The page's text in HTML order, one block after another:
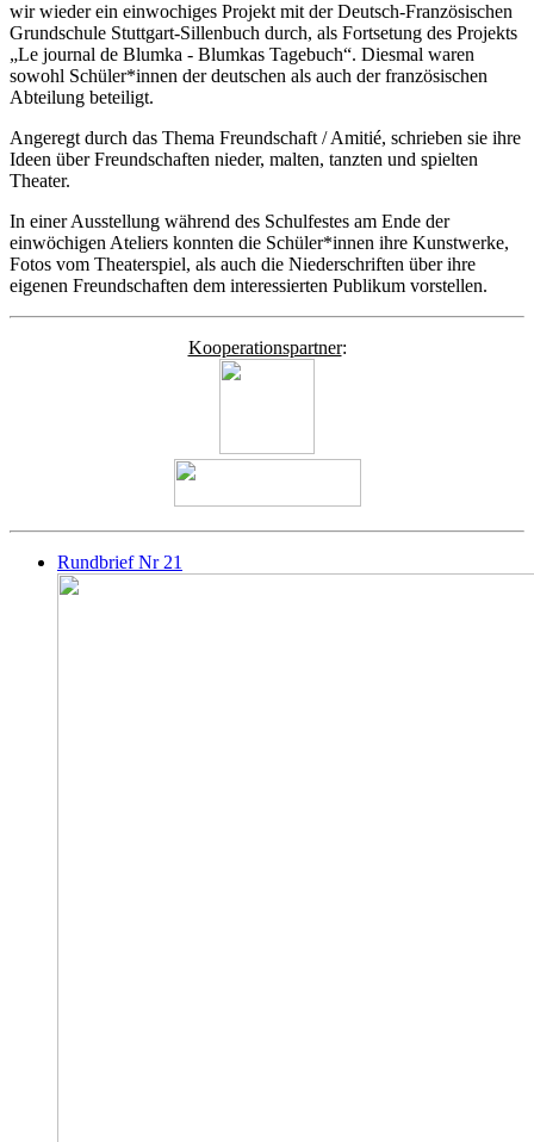
wir wieder ein einwochiges Projekt mit der Deutsch-Französischen
Grundschule Stuttgart-Sillenbuch durch, als Fortsetung des Projekts
„Le journal de Blumka - Blumkas Tagebuch“. Diesmal waren
sowohl Schüler*innen der deutschen als auch der französischen
Abteilung beteiligt.
Angeregt durch das Thema Freundschaft / Amitié, schrieben sie ihre
Ideen über Freundschaften nieder, malten, tanzten und spielten
Theater.
In einer Ausstellung während des Schulfestes am Ende der
einwöchigen Ateliers konnten die Schüler*innen ihre Kunstwerke,
Fotos vom Theaterspiel, als auch die Niederschriften über ihre
eigenen Freundschaften dem interessierten Publikum vorstellen.
Kooperationspartner:
Rundbrief Nr 21